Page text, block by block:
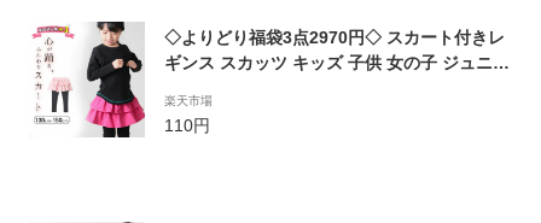
◇よりどり福袋3点2970円◇ スカート付きレ
ギンス スカッツ キッズ 子供 女の子 ジュニア
ジュアル シンプル ナチュラル ガーリー 春 秋
冬 130-150cm TORIDORY トリドリー 53161
楽天市場
110円